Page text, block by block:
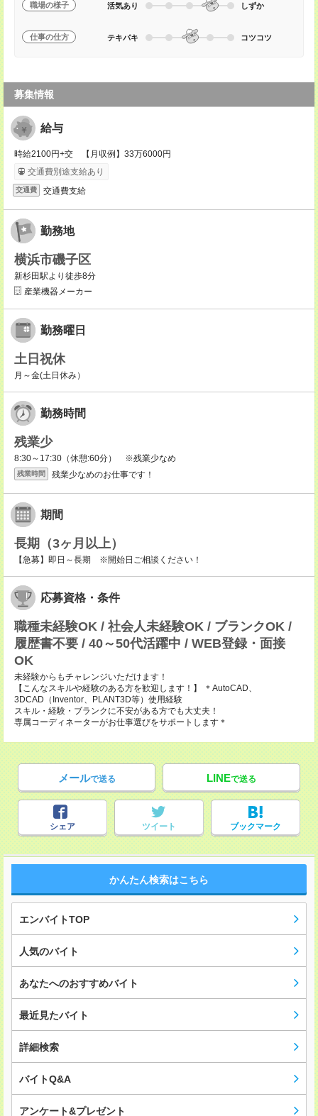
職場の様子 活気あり しずか
仕事の仕方 テキパキ コツコツ
募集情報
給与
時給2100円+交 【月収例】33万6000円
交通費別途支給あり
交通費 交通費支給
勤務地
横浜市磯子区
新杉田駅より徒歩8分
産業機器メーカー
勤務曜日
土日祝休
月～金(土日休み）
勤務時間
残業少
8:30～17:30（休憩:60分） ※残業少なめ
残業時間 残業少なめのお仕事です！
期間
長期（3ヶ月以上）
【急募】即日～長期 ※開始日ご相談ください！
応募資格・条件
職種未経験OK / 社会人未経験OK / ブランクOK /
履歴書不要 / 40～50代活躍中 / WEB登録・面接
OK
未経験からもチャレンジいただけます！
【こんなスキルや経験のある方を歓迎します！】 ＊AutoCAD、
3DCAD（Inventor、PLANT3D等）使用経験
スキル・経験・ブランクに不安がある方でも大丈夫！
専属コーディネーターがお仕事選びをサポートします＊
メールで送る LINEで送る
シェア ツイート ブックマーク
かんたん検索はこちら
エンバイトTOP
人気のバイト
あなたへのおすすめバイト
最近見たバイト
詳細検索
バイトQ&A
アンケート&プレゼント